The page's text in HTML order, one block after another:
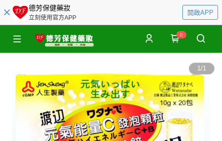
德芳保健藥妝
立刻使用官方APP
開啟APP
0
1/1